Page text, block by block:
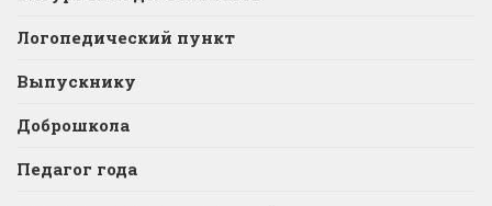
Логопедический пункт
Выпускнику
Доброшкола
Педагог года